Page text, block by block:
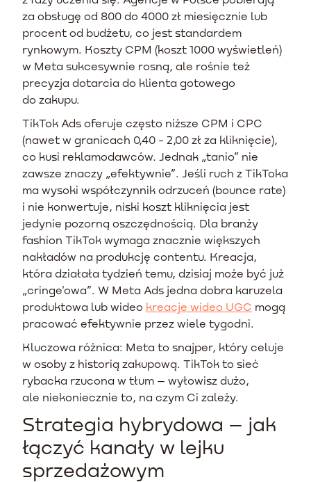
za obsługę od 800 do 4000 zł miesięcznie lub
procent od budżetu, co jest standardem
rynkowym. Koszty CPM (koszt 1000 wyświetleń)
w Meta sukcesywnie rosną, ale rośnie też
precyzja dotarcia do klienta gotowego
do zakupu.
TikTok Ads oferuje często niższe CPM i CPC
(nawet w granicach 0,40 - 2,00 zł za kliknięcie),
co kusi reklamodawców. Jednak „tanio” nie
zawsze znaczy „efektywnie”. Jeśli ruch z TikToka
ma wysoki współczynnik odrzuceń (bounce rate)
i nie konwertuje, niski koszt kliknięcia jest
jedynie pozorną oszczędnością. Dla branży
fashion TikTok wymaga znacznie większych
nakładów na produkcję contentu. Kreacja,
która działała tydzień temu, dzisiaj może być już
„cringe'owa”. W Meta Ads jedna dobra karuzela
produktowa lub wideo kreacje wideo UGC mogą
pracować efektywnie przez wiele tygodni.
Kluczowa różnica: Meta to snajper, który celuje
w osoby z historią zakupową. TikTok to sieć
rybacka rzucona w tłum – wyłowisz dużo,
ale niekoniecznie to, na czym Ci zależy.
Strategia hybrydowa – jak
łączyć kanały w lejku
sprzedażowym